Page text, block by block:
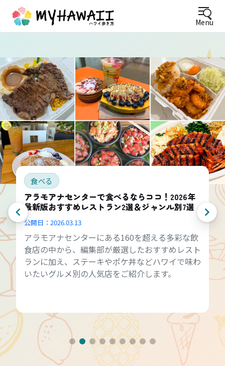
Menu
食べる
【2025年最新】ハワイ・ワイキキで行く
おすすめハッピーアワー10選
公開日：2025.11.27
円安の今、ハワイ旅行で人気なのが「ハッ
ワー」。ハッピーアワーを上手に活用して
んか？